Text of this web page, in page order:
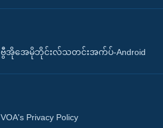
ဗွီအိုအေမိုဘိုင်းလ်သတင်းအက်ပ်-Android
VOA's Privacy Policy